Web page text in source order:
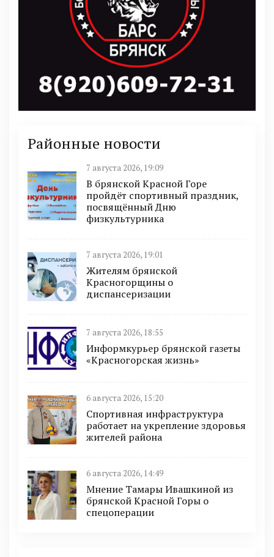
Районные новости
7 августа 2026, 19:09
В брянской Красной Горе
пройдёт спортивный праздник,
посвящённый Дню
физкультурника
7 августа 2026, 19:01
Жителям брянской
Красногорщины о
диспансеризации
7 августа 2026, 18:55
Информкурьер брянской газеты
«Красногорская жизнь»
6 августа 2026, 15:20
Спортивная инфраструктура
работает на укрепление здоровья
жителей района
6 августа 2026, 14:49
Мнение Тамары Ивашкиной из
брянской Красной Горы о
спецоперации